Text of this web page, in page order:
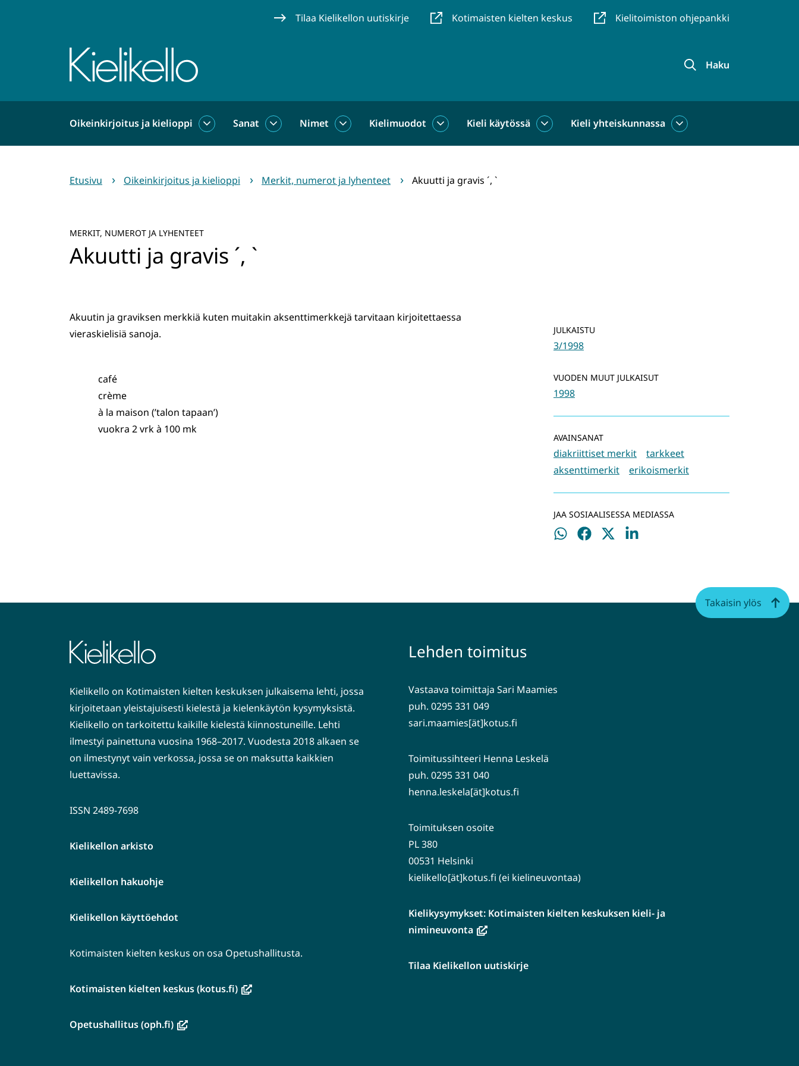
Tilaa Kielikellon uutiskirje Kotimaisten kielten keskus Kielitoimiston ohjepankki
Etusivu
Haku
Oikeinkirjoitus ja kielioppi
Oikeinkirjoitus
Sanat
Sanat
Nimet
NimetKielimuodot
KielimuodotKieli käytössä
Kieli
Kieli yhteiskunnassa
Kieli
Etusivu
Oikeinkirjoitus ja kielioppi Merkit, numerot ja lyhenteet Akuutti ja gravis ´, `
MERKIT, NUMEROT JA LYHENTEET
Akuutti ja gravis ´, `
JULKAISTU
3/1998
VUODEN MUUT JULKAISUT
1998
AVAINSANAT
diakriittiset merkit
tarkkeet
aksenttimerkit
erikoismerkit
JAA SOSIAALISESSA MEDIASSA
Jaa
Jaa
Jaa
Jaa
Akuutin ja graviksen merkkiä kuten muitakin aksenttimerkkejä tarvitaan kirjoitettaessa
vieraskielisiä sanoja.
café
crème
à la maison (’talon tapaan’)
vuokra 2 vrk à 100 mk
Kielikello on Kotimaisten kielten keskuksen julkaisema lehti, jossa
kirjoitetaan yleistajuisesti kielestä ja kielenkäytön kysymyksistä.
Kielikello on tarkoitettu kaikille kielestä kiinnostuneille. Lehti
ilmestyi painettuna vuosina 1968–2017. Vuodesta 2018 alkaen se
on ilmestynyt vain verkossa, jossa se on maksutta kaikkien
luettavissa.
ISSN 2489-7698
Kielikellon arkisto
Kielikellon hakuohje
Kielikellon käyttöehdot
Kotimaisten kielten keskus on osa Opetushallitusta.
Kotimaisten kielten keskus (kotus.fi)(avautuu
Opetushallitus (oph.fi)(avautuu
Lehden toimitus
Vastaava toimittaja Sari Maamies
puh. 0295 331 049
sari.maamies[ät]kotus.fi
Toimitussihteeri Henna Leskelä
puh. 0295 331 040
henna.leskela[ät]kotus.fi
Toimituksen osoite
PL 380
00531 Helsinki
kielikello[ät]kotus.fi (ei kielineuvontaa)
Kielikysymykset: Kotimaisten kielten keskuksen kieli- ja
nimineuvonta(avautuu
ikkunaan,
Tilaa Kielikellon uutiskirje
Takaisin ylös